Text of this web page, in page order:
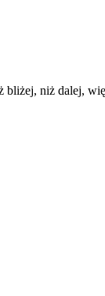
niż dalej,